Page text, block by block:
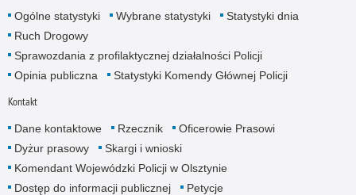
Ogólne statystyki Wybrane statystyki
Statystyki dnia
Ruch Drogowy
Sprawozdania z profilaktycznej działalności Policji
Opinia publiczna
Statystyki Komendy Głównej Policji
Kontakt
Dane kontaktowe Rzecznik
Oficerowie Prasowi
Dyżur prasowy
Skargi i wnioski
Komendant Wojewódzki Policji w Olsztynie
Dostęp do informacji publicznej
Petycje